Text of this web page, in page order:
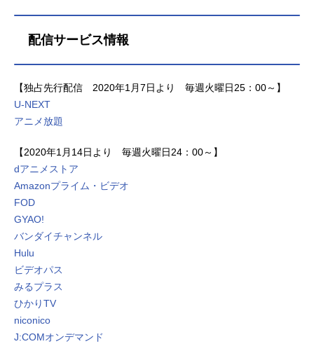
配信サービス情報
【独占先行配信 2020年1月7日より 毎週火曜日25：00～】
U-NEXT
アニメ放題
【2020年1月14日より 毎週火曜日24：00～】
dアニメストア
Amazonプライム・ビデオ
FOD
GYAO!
バンダイチャンネル
Hulu
ビデオパス
みるプラス
ひかりTV
niconico
J:COMオンデマンド